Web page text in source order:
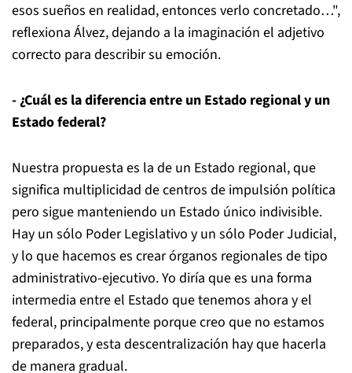
esos sueños en realidad, entonces verlo concretado…",
reflexiona Álvez, dejando a la imaginación el adjetivo
correcto para describir su emoción.
- ¿Cuál es la diferencia entre un Estado regional y un
Estado federal?
Nuestra propuesta es la de un Estado regional, que
significa multiplicidad de centros de impulsión política
pero sigue manteniendo un Estado único indivisible.
Hay un sólo Poder Legislativo y un sólo Poder Judicial,
y lo que hacemos es crear órganos regionales de tipo
administrativo-ejecutivo. Yo diría que es una forma
intermedia entre el Estado que tenemos ahora y el
federal, principalmente porque creo que no estamos
preparados, y esta descentralización hay que hacerla
de manera gradual.